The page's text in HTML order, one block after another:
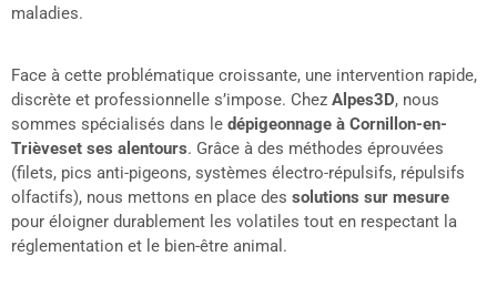
maladies.
Face à cette problématique croissante, une intervention rapide,
discrète et professionnelle s’impose. Chez Alpes3D, nous
sommes spécialisés dans le dépigeonnage à Cornillon-en-
Trièveset ses alentours. Grâce à des méthodes éprouvées
(filets, pics anti-pigeons, systèmes électro-répulsifs, répulsifs
olfactifs), nous mettons en place des solutions sur mesure
pour éloigner durablement les volatiles tout en respectant la
réglementation et le bien-être animal.